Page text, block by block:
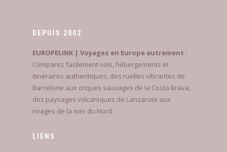
DEPUIS 2002
EUROPELINK | Voyagez en Europe autrement :
Comparez facilement vols, hébergements et
itinéraires authentiques, des ruelles vibrantes de
Barcelone aux criques sauvages de la Costa Brava,
des paysages volcaniques de Lanzarote aux
rivages de la mer du Nord.
LIENS